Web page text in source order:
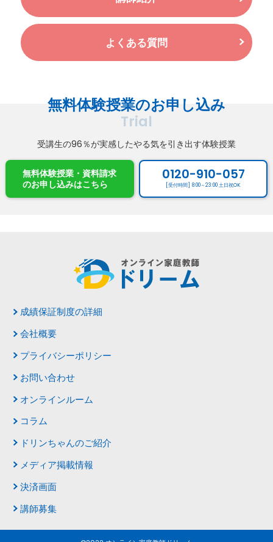
よくある質問
無料体験授業のお申し込み
Trial
受講生の96％が実感したやる気を引き出す体験授業
無料体験授業・資料請求
のお申し込みはこちら
0120-910-057
[受付時間] 8:00～23:00 土日祝OK
成績保証制度の詳細
会社概要
プライバシーポリシー
お問い合わせ
オンラインルーム
コラム
ドリンちゃんのご紹介
メディア掲載情報
決済画面
講師募集